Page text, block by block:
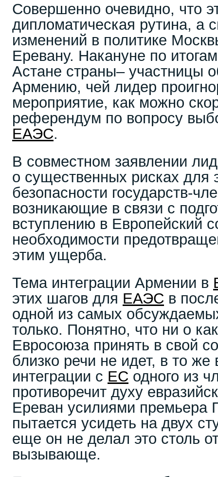
Совершенно очевидно, что
дипломатическая рутина, а
изменений в политике
Еревану. Накануне по
Астане страны– участницы
Армению, чей лидер
мероприятие, как можно
референдум по вопросу
ЕАЭС.
В совместном заявлении
о существенных рисках для
безопасности государств-
возникающие в связи с
вступлению в Европейский
необходимости
этим ущерба.
Тема интеграции Армении в
этих шагов для ЕАЭС в
одной из самых
только. Понятно, что ни о
Евросоюза принять в свой
близко речи не идет, в то
интеграции с ЕС одного из
противоречит духу
Ереван усилиями премьера
пытается усидеть на двух
еще он не делал это столь
вызывающе.